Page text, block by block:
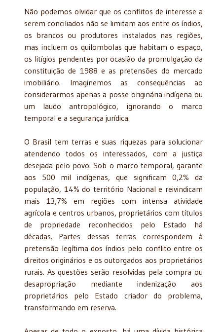
Não podemos olvidar que os conflitos de interesse a
serem conciliados não se limitam aos entre os índios,
os brancos ou produtores instalados nas regiões,
mas incluem os quilombolas que habitam o espaço,
os litígios pendentes por ocasião da promulgação da
constituição de 1988 e as pretensões do mercado
imobiliário. Imaginemos as consequências ao
considerarmos apenas a posse originária indígena ou
um laudo antropológico, ignorando o marco
temporal e a segurança jurídica.
O Brasil tem terras e suas riquezas para solucionar
atendendo todos os interessados, com a justiça
desejada pelo povo. Sob o marco temporal, garante
aos 500 mil indígenas, que significam 0,2% da
população, 14% do território Nacional e reivindicam
mais 13,7% em regiões com intensa atividade
agrícola e centros urbanos, proprietários com títulos
de propriedade reconhecidos pelo Estado há
décadas. Partes dessas terras correspondem à
pretensão legítima dos índios pelo conflito entre os
direitos originários e os outorgados aos proprietários
rurais. As questões serão resolvidas pela compra ou
desapropriação mediante indenização aos
proprietários pelo Estado criador do problema,
transformando em reserva.